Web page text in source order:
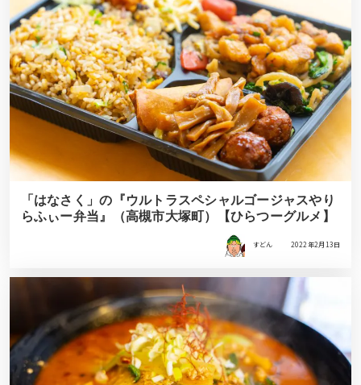
「はなさく」の『ウルトラスペシャルゴージャスやり
らふぃー弁当』（高槻市大塚町）【ひらつーグルメ】
すどん 2022年2月13日